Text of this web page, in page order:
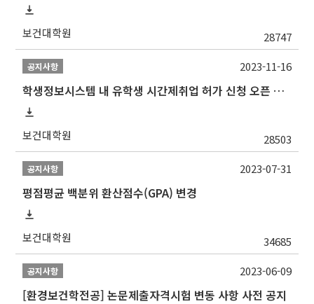
보건대학원 28747
공지사항
학생정보시스템 내 유학생 시간제취업 허가 신청 오픈 안내
보건대학원 28503
2023-11-16
공지사항
평점평균 백분위 환산점수(GPA) 변경
보건대학원 34685
2023-07-31
공지사항
[환경보건학전공] 논문제출자격시험 변동 사항 사전 공지
2023-06-09